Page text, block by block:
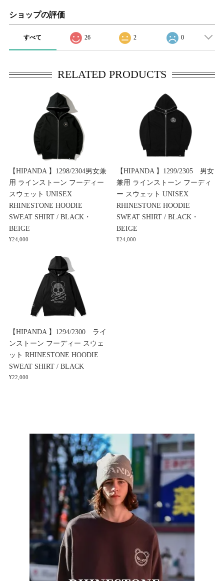
ショップの評価
すべて 26 2 0
RELATED PRODUCTS
【HIPANDA 】1298/2304男女兼
用 ラインストーン フーディー
スウェット UNISEX
RHINESTONE HOODIE
SWEAT SHIRT / BLACK・
BEIGE
¥24,000
【HIPANDA 】1299/2305 男女
兼用 ラインストーン フーディ
ー スウェット UNISEX
RHINESTONE HOODIE
SWEAT SHIRT / BLACK・
BEIGE
¥24,000
【HIPANDA 】1294/2300 ライ
ンストーン フーディー スウェ
ット RHINESTONE HOODIE
SWEAT SHIRT / BLACK
¥22,000